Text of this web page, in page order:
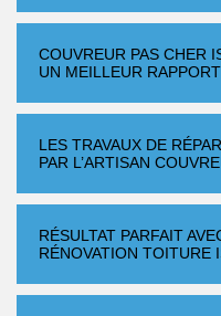
COUVREUR PAS CHER
UN MEILLEUR
LES TRAVAUX DE
PAR L’ARTISAN
RÉSULTAT PARFAIT
RÉNOVATION TOITURE